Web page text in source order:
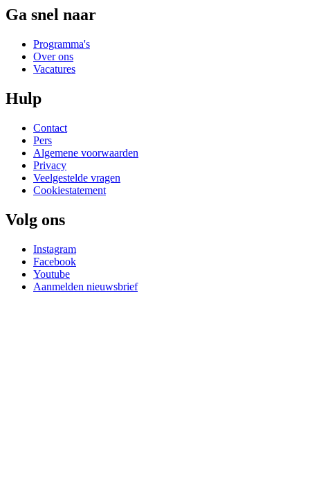
Ga snel naar
Programma's
Over ons
Vacatures
Hulp
Contact
Pers
Algemene voorwaarden
Privacy
Veelgestelde vragen
Cookiestatement
Volg ons
Instagram
Facebook
Youtube
Aanmelden nieuwsbrief